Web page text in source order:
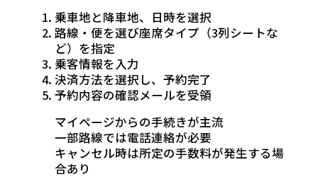
乗車地と降車地、日時を選択
路線・便を選び座席タイプ（3列シートな
ど）を指定
乗客情報を入力
決済方法を選択し、予約完了
予約内容の確認メールを受領
マイページからの手続きが主流
一部路線では電話連絡が必要
キャンセル時は所定の手数料が発生する場
合あり